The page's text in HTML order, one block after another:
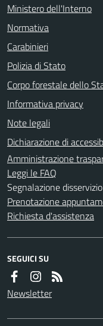
Ministero dell'Interno
Normativa
Carabinieri
Polizia di Stato
Corpo forestale dello
Informativa privacy
Note legali
Dichiarazione di
Amministrazione
Leggi le FAQ
Segnalazione disservizio
Prenotazione
Richiesta d'assistenza
SEGUICI SU
Newsletter